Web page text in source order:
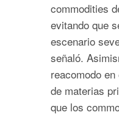
commodities
evitando que
escenario
señaló.
reacomodo
de materias
que los